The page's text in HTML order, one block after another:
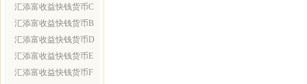
汇添富收益快钱货币C
汇添富收益快钱货币B
汇添富收益快钱货币D
汇添富收益快钱货币E
汇添富收益快钱货币F